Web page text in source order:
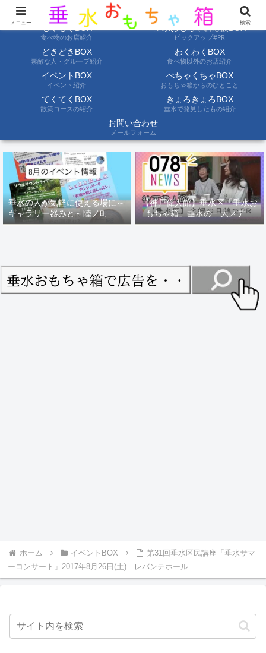
ようこそ垂水おもちゃ箱へ。垂水の情報を自分たちの目でみて聞いて伝えます
もぐもぐBOX
食べ物のお店紹介
垂水おもちゃ箱応援BOX
ピックアップ#PR
どきどきBOX
素敵な人・グループ紹介
わくわくBOX
食べ物以外のお店紹介
イベントBOX
イベント紹介
ぺちゃくちゃBOX
おもちゃ箱からのひとこと
てくてくBOX
散策コースの紹介
きょろきょろBOX
垂水で発見したもの紹介
お問い合わせ
メールフォーム
垂水の人が気軽に使える場に～
ギャラリー器みと～陸ノ町 ８
月のイベント情報
【神戸偉人館】垂水区「垂水お
もちゃ箱」垂水の一大メディ
ア！？｜神戸の魅力を凸インタ
ホーム イベントBOX
第31回垂水区民講座「垂水サマ
ーコンサート」2017年8月26日(土) レバンテホール
メニュー 検索